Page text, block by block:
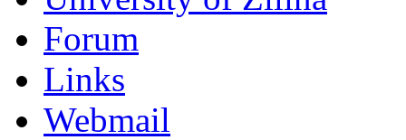
Forum
Links
Webmail